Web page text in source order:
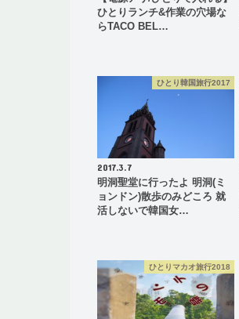
ひとりランチ&作業の穴場な
らTACO BEL…
ひとり韓国旅行2017
2017.3.7
明洞聖堂に行ったよ 明洞(ミ
ョンドン)散歩のみどころ 就
活しないで韓国女…
ひとりマカオ旅行2018